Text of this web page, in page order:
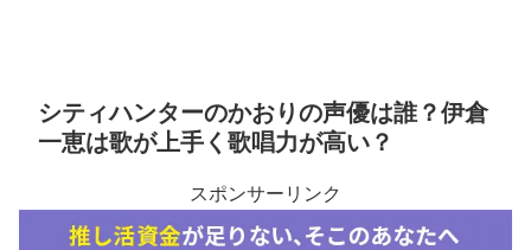
シティハンターのかおりの声優は誰？伊倉
一恵は歌が上手く歌唱力が高い？
スポンサーリンク